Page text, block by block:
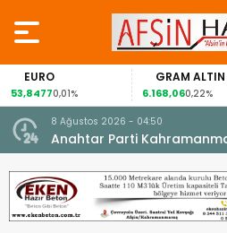
EURO
53,84770,01%
GRAM ALTIN
6.168,060,22%
8 Ağustos 2026 - 04:50
Anahtar Parti
Afşin Teşkilatı ile buluştu.